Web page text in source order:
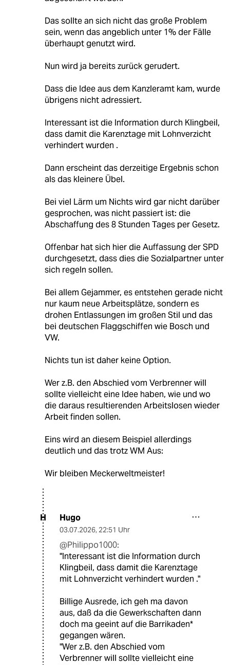
Das sollte an sich nicht das große Problem
sein, wenn das angeblich unter 1% der Fälle
überhaupt genutzt wird.
Nun wird ja bereits zurück gerudert.
Dass die Idee aus dem Kanzleramt kam, wurde
übrigens nicht adressiert.
Interessant ist die Information durch Klingbeil,
dass damit die Karenztage mit Lohnverzicht
verhindert wurden .
Dann erscheint das derzeitige Ergebnis schon
als das kleinere Übel.
Bei viel Lärm um Nichts wird gar nicht darüber
gesprochen, was nicht passiert ist: die
Abschaffung des 8 Stunden Tages per Gesetz.
Offenbar hat sich hier die Auffassung der SPD
durchgesetzt, dass dies die Sozialpartner unter
sich regeln sollen.
Bei allem Gejammer, es entstehen gerade nicht
nur kaum neue Arbeitsplätze, sondern es
drohen Entlassungen im großen Stil und das
bei deutschen Flaggschiffen wie Bosch und
VW.
Nichts tun ist daher keine Option.
Wer z.B. den Abschied vom Verbrenner will
sollte vielleicht eine Idee haben, wie und wo
die daraus resultierenden Arbeitslosen wieder
Arbeit finden sollen.
Eins wird an diesem Beispiel allerdings
deutlich und das trotz WM Aus:
Wir bleiben Meckerweltmeister!
H Hugo
03.07.2026, 22:51 Uhr
@Philippo1000:
"Interessant ist die Information durch
Klingbeil, dass damit die Karenztage
mit Lohnverzicht verhindert wurden ."
Billige Ausrede, ich geh ma davon
aus, daß da die Gewerkschaften dann
doch ma geeint auf die Barrikaden*
gegangen wären.
"Wer z.B. den Abschied vom
Verbrenner will sollte vielleicht eine